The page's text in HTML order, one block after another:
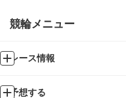
競輪メニュー
レース情報
予想する